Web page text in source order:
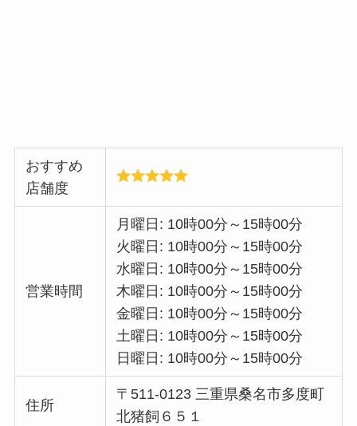
おすすめ
店舗度
営業時間
月曜日: 10時00分～15時00分
火曜日: 10時00分～15時00分
水曜日: 10時00分～15時00分
木曜日: 10時00分～15時00分
金曜日: 10時00分～15時00分
土曜日: 10時00分～15時00分
日曜日: 10時00分～15時00分
住所
〒511-0123 三重県桑名市多度町
北猪飼６５１